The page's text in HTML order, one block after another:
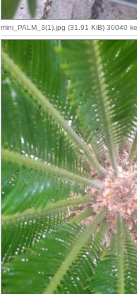
mini_PALM_3(1).jpg (31.91 KiB) 30040